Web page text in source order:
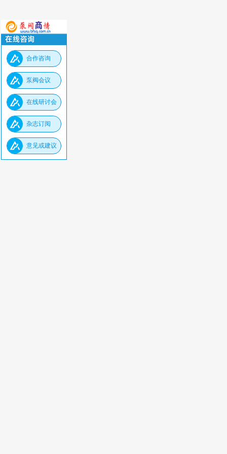
合作咨询
泵阀会议
在线研讨会
杂志订阅
意见或建议